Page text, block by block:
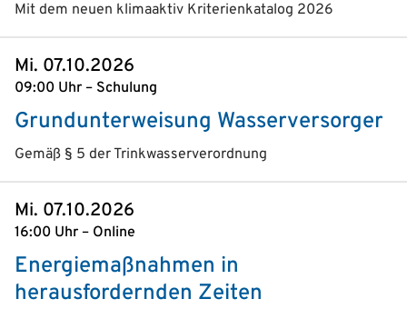
Mit dem neuen klimaaktiv Kriterienkatalog 2026
Mi. 07.10.2026
09:00 Uhr – Schulung
Grundunterweisung Wasserversorger
Gemäß § 5 der Trink­wasser­verordnung
Mi. 07.10.2026
16:00 Uhr – Online
Energiemaßnahmen in
herausfordernden Zeiten